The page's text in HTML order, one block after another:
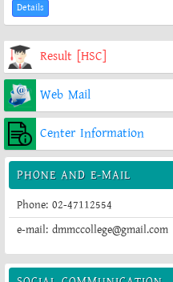
Details
Result [HSC]
Web Mail
Center Information
PHONE AND E-MAIL
Phone: 02-47112554
e-mail: dmmccollege@gmail.com